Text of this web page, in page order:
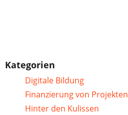
Kategorien
Digitale Bildung
Finanzierung von Projekten
Hinter den Kulissen